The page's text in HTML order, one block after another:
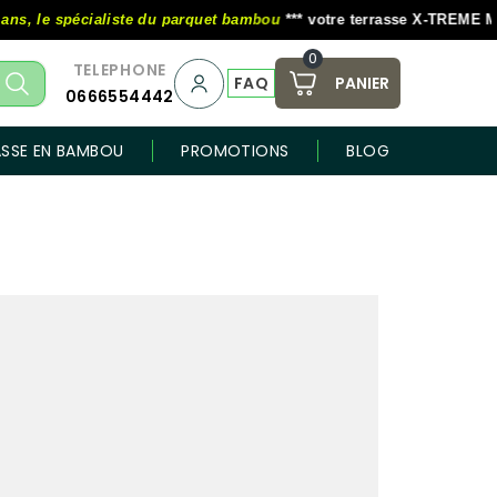
spécialiste du parquet bambou*** votre terrasse X-TREME
TELEPHONE
0666554442
FAQ
0
PANIER
EN BAMBOU PROMOTIONS BLOG